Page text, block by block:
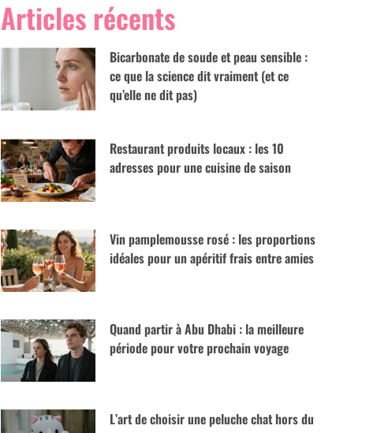
Articles récents
Bicarbonate de soude et peau sensible :
ce que la science dit vraiment (et ce
qu’elle ne dit pas)
Restaurant produits locaux : les 10
adresses pour une cuisine de saison
Vin pamplemousse rosé : les proportions
idéales pour un apéritif frais entre amies
Quand partir à Abu Dhabi : la meilleure
période pour votre prochain voyage
L’art de choisir une peluche chat hors du